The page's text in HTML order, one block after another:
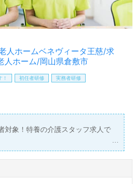
来的に検討の方も遠慮なく＊
などご希望に応じてお問い合わせ/ご
、求人紹介、年収交渉など完全無
だけます。＜非公開求人も取扱い
ロと一緒に転職活動！お問い合わ
。
人ホームベネヴィータ王慈/求
人ホーム/岡山県倉敷市
初任者研修 実務者研修
対象！特養の介護スタッフ求人で
などの各種手当が充実◎
通勤も楽々です◎
ルアップを目指せる職場環境で